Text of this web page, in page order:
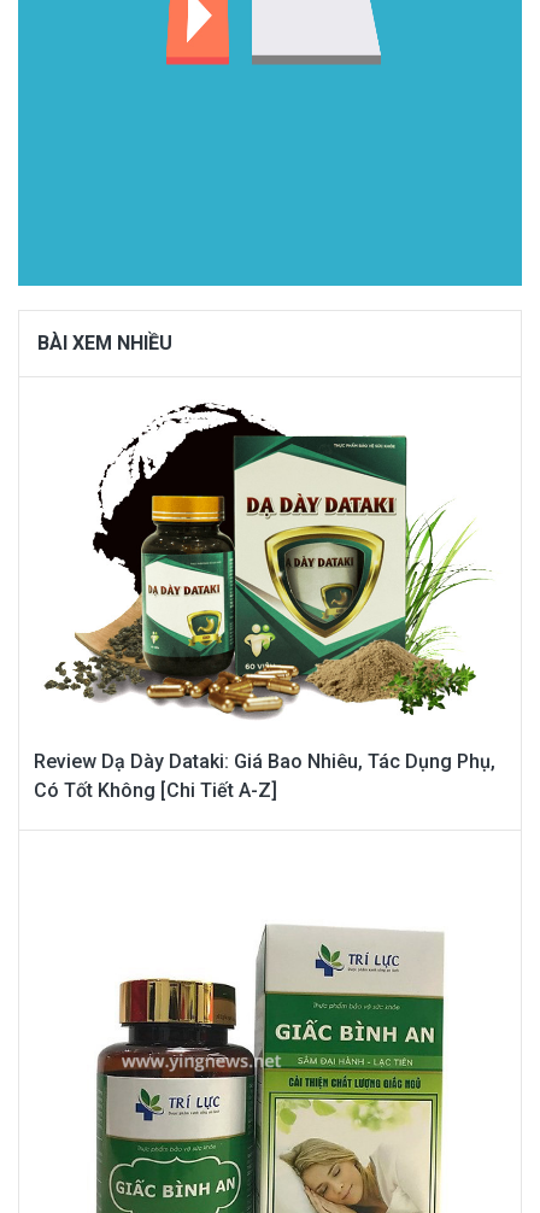
BÀI XEM NHIỀU
Review Dạ Dày Dataki: Giá Bao Nhiêu, Tác Dụng Phụ,
Có Tốt Không [Chi Tiết A-Z]